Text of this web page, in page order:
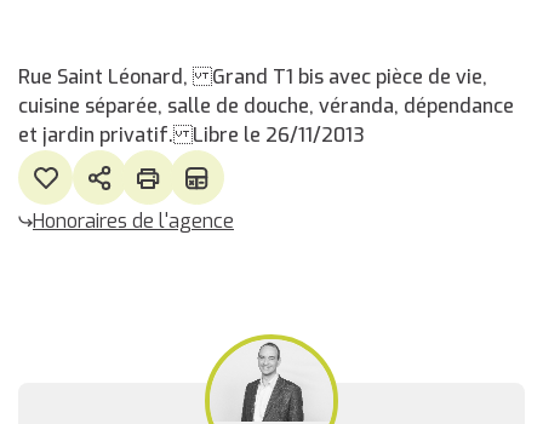
Rue Saint Léonard, Grand T1 bis avec pièce de vie,
cuisine séparée, salle de douche, véranda, dépendance
et jardin privatif. Libre le 26/11/2013
Honoraires de l'agence